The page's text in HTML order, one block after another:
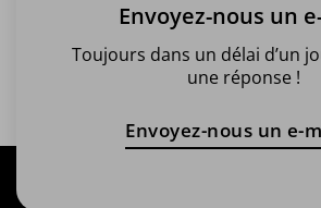
Envoyez-nous un
Toujours dans un délai d’un
une réponse !
Envoyez-nous un e-